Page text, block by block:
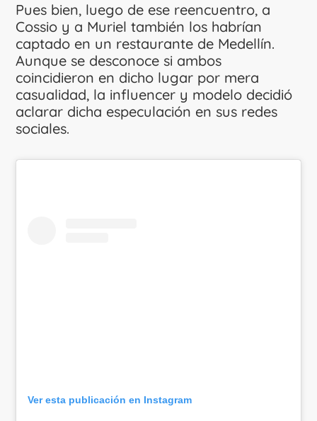
Pues bien, luego de ese reencuentro, a
Cossio y a Muriel también los habrían
captado en un restaurante de Medellín.
Aunque se desconoce si ambos
coincidieron en dicho lugar por mera
casualidad, la influencer y modelo decidió
aclarar dicha especulación en sus redes
sociales.
Ver esta publicación en Instagram